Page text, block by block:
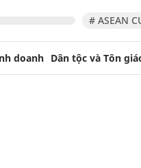
# ASEAN
doanh Dân tộc và Tôn